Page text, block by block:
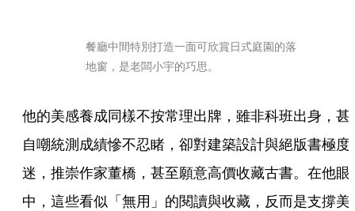
餐廳中間特別打造一面可欣賞日式庭園的落
地窗，是老闆小宇的巧思。
他的美感養成同樣不按常理出牌，雖非科班出身，甚
自嘲統測成績慘不忍睹，卻對建築設計與絕版書極度
迷，推崇作家董橋，甚至願意高價收藏古書。在他眼
中，這些看似「無用」的閱讀與收藏，反而是支撐美